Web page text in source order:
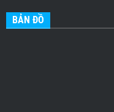
BẢN ĐỒ